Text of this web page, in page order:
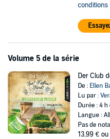
Volume 5 de la série
Der Club
De : Ellen
Lu par :
Durée : 4 h
Langue :
Pas de
13,99 € ou